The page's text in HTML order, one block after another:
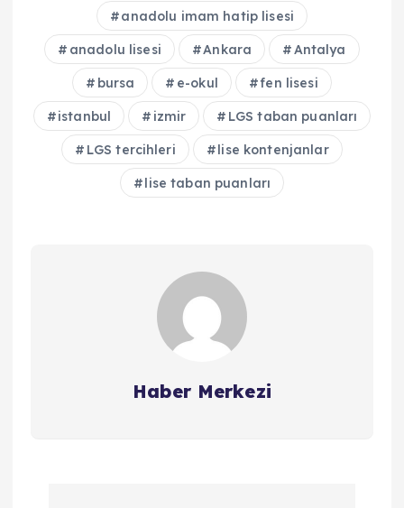
anadolu imam hatip lisesi
anadolu lisesi Ankara Antalya
bursa e-okul fen lisesi
istanbul izmir LGS taban puanları
LGS tercihleri lise kontenjanlar
lise taban puanları
Haber Merkezi